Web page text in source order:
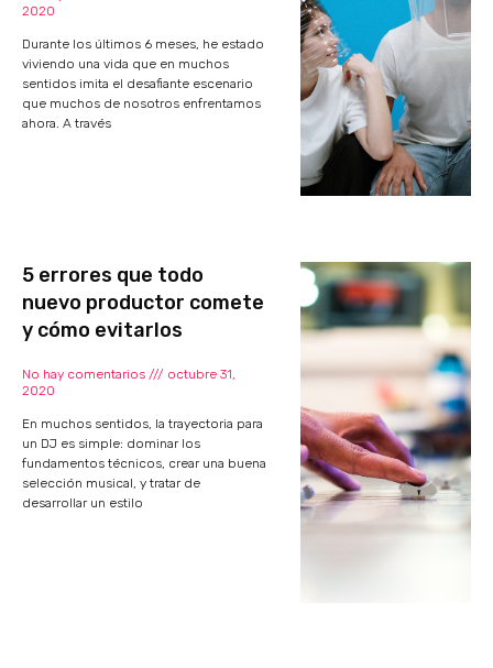
2020
Durante los últimos 6 meses, he estado
viviendo una vida que en muchos
sentidos imita el desafiante escenario
que muchos de nosotros enfrentamos
ahora. A través
5 errores que todo
nuevo productor comete
y cómo evitarlos
No hay comentarios
octubre 31,
2020
En muchos sentidos, la trayectoria para
un DJ es simple: dominar los
fundamentos técnicos, crear una buena
selección musical, y tratar de
desarrollar un estilo